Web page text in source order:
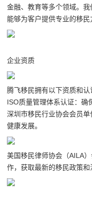
金融、教育等多个领域。我
能够为客户提供专业的移民
企业资质
腾飞移民拥有以下资质和认
ISO质量管理体系认证：确
深圳市移民行业协会会员
健康发展。
美国移民律师协会（AILA
作，获取最新的移民政策和